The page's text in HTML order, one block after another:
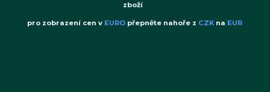
zboží
pro zobrazení cen v EURO přepněte nahoře z CZKna EUR